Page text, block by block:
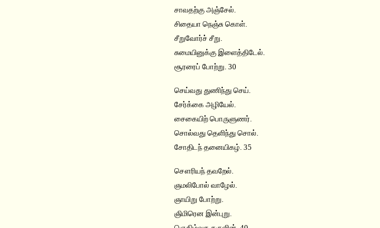
சாவதற்கு அஞ்சேல்.
சிதையா நெஞ்சு கொள்.
சீறுவோர்ச் சீறு.
சுமையினுக்கு இளைத்திடேல்.
சூரரைப் போற்று. 30
செய்வது துணிந்து செய்.
சேர்க்கை அழியேல்.
சைகையிற் பொருளுணர்.
சொல்வது தெளிந்து சொல்.
சோதிடந் தனையிகழ். 35
சௌரியந் தவறேல்.
ஞமலிபோல் வாழேல்.
ஞாயிறு போற்று.
ஞிமிரென இன்புறு.